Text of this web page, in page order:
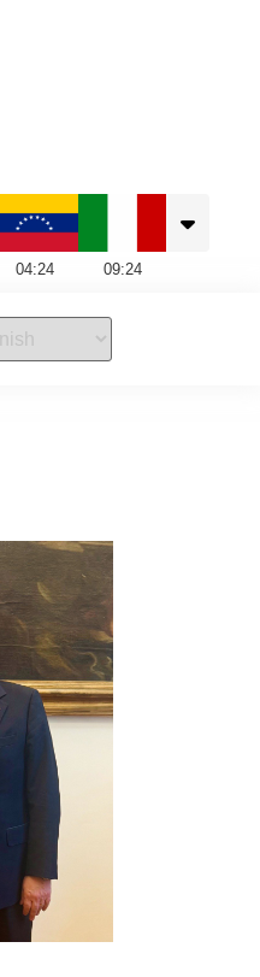
04:24 09:24